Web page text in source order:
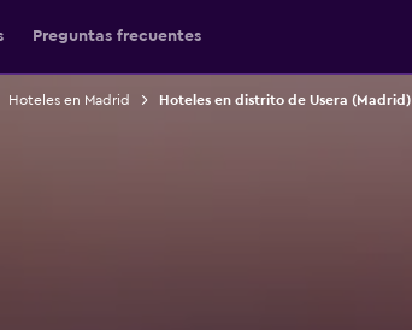
Preguntas frecuentes
Hoteles en Madrid Hoteles en distrito de Usera (Madrid)